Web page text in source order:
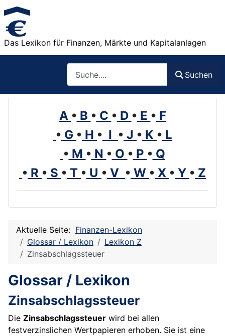
Das Lexikon für Finanzen, Märkte und Kapitalanlagen
Suchen
A • B • C • D • E • F
• G • H • I • J • K • L
• M • N • O • P • Q
• R • S • T • U • V • W • X • Y • Z
Aktuelle Seite: Finanzen-Lexikon
Glossar / Lexikon
Lexikon Z
Zinsabschlagssteuer
Glossar / Lexikon
Zinsabschlagssteuer
Die Zinsabschlagssteuer wird bei allen
festverzinslichen Wertpapieren erhoben. Sie ist eine